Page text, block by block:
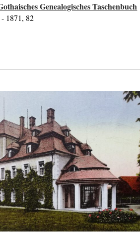
Genealogisches Taschenbuch
- 1871, 82